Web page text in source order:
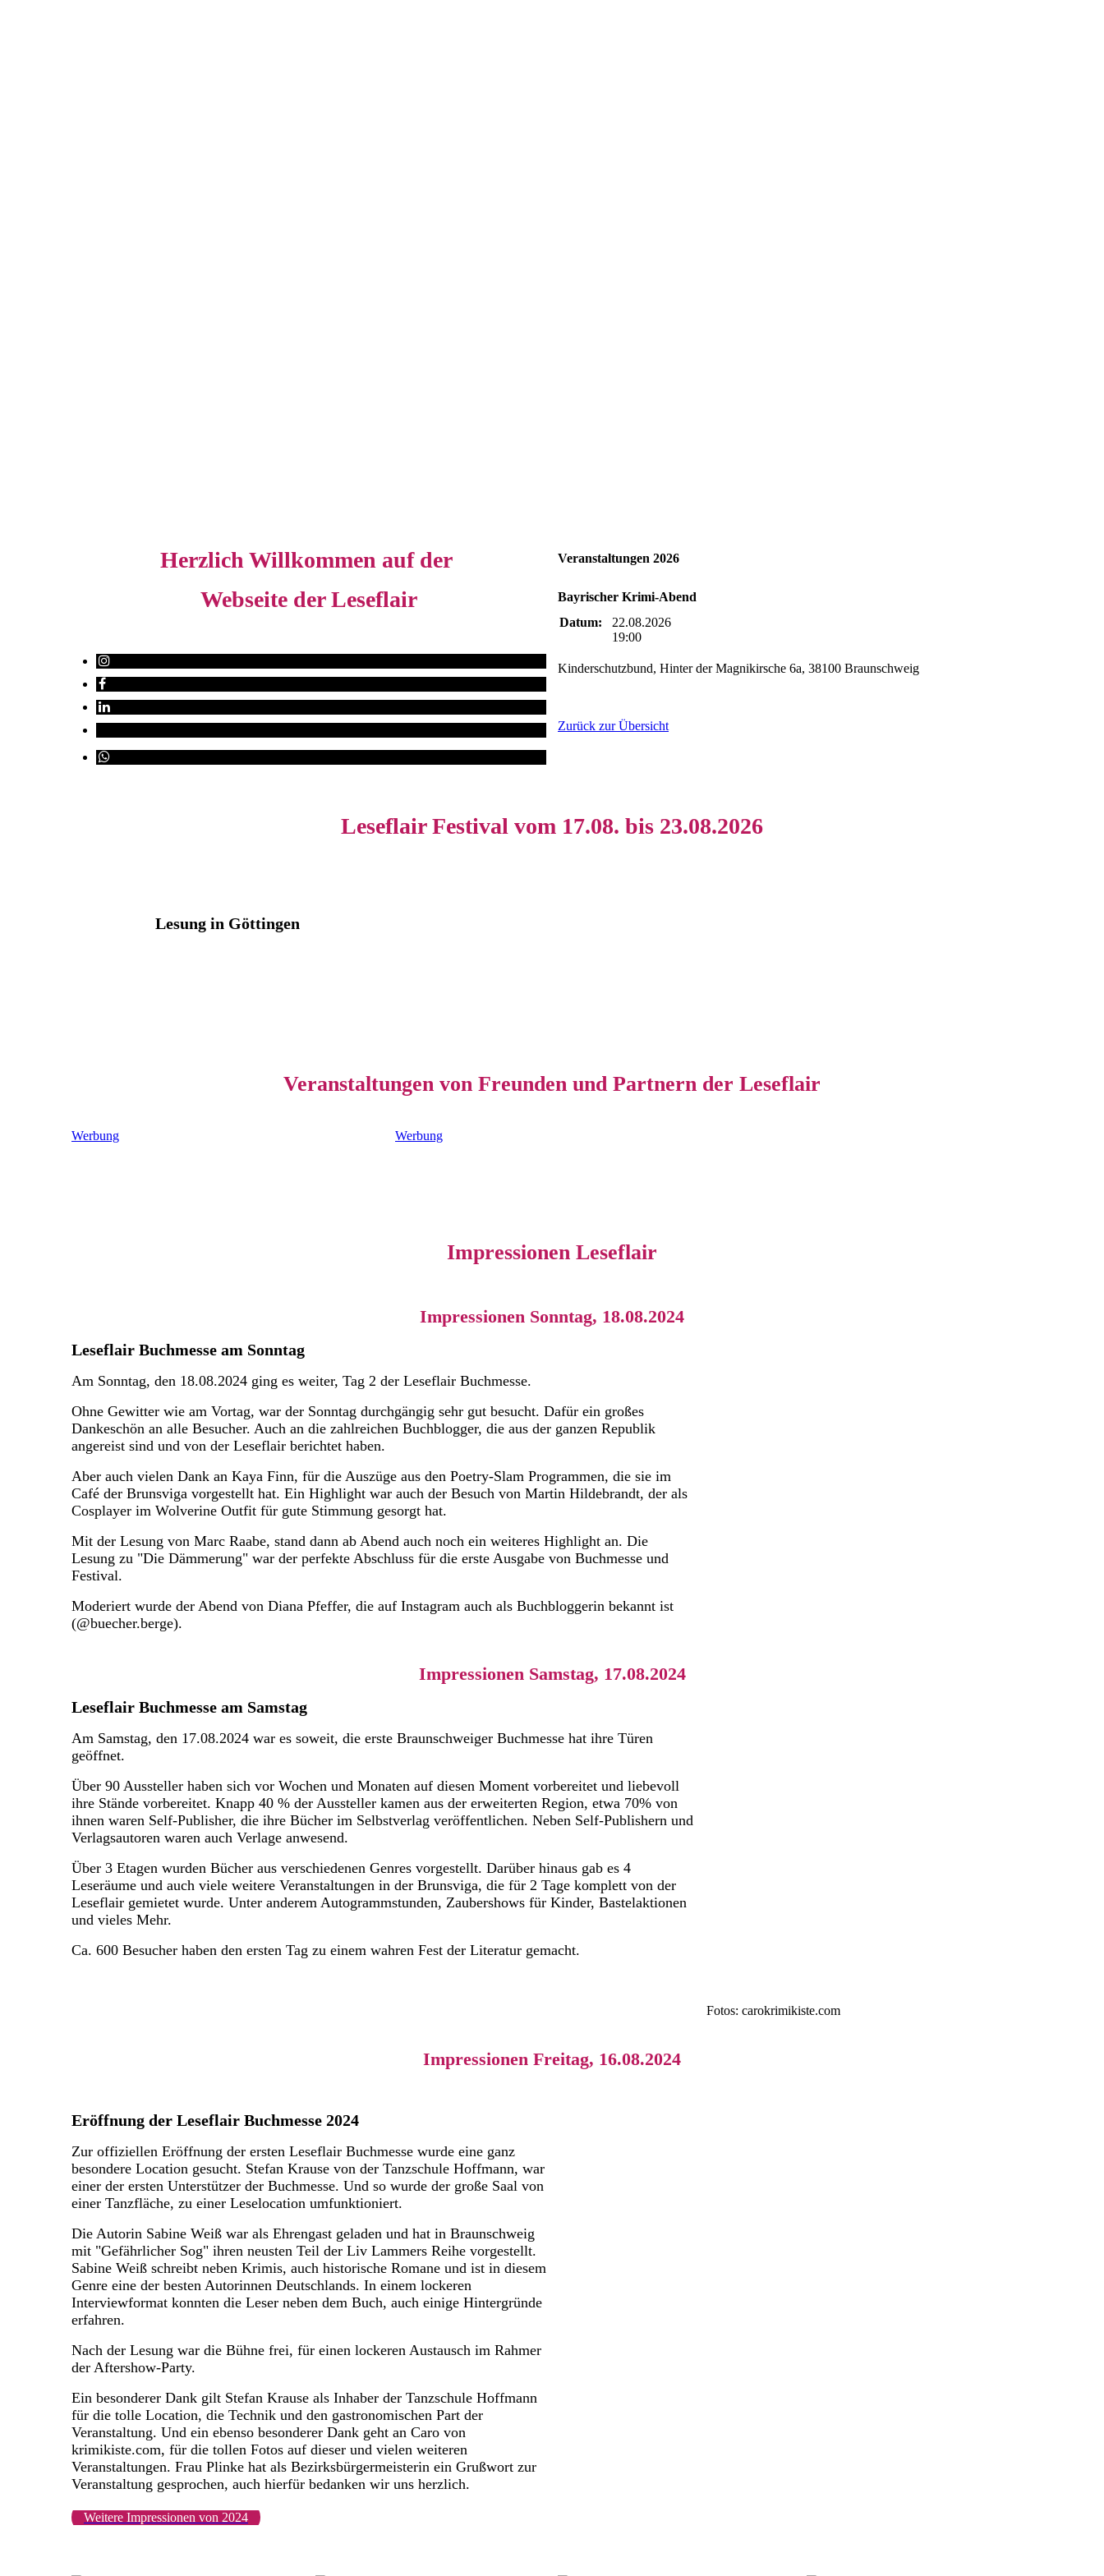
Herzlich Willkommen auf der
Webseite der Leseflair
Veranstaltungen 2026
Bayrischer Krimi-Abend
Datum:
22.08.2026
19:00
Kinderschutzbund, Hinter der Magnikirsche 6a, 38100 Braunschweig
Zurück zur Übersicht
Leseflair Festival vom 17.08. bis 23.08.2026
Lesung in Göttingen
Veranstaltungen von Freunden und Partnern der Leseflair
Werbung Werbung
Impressionen Leseflair
Impressionen Sonntag, 18.08.2024
Leseflair Buchmesse am Sonntag
Am Sonntag, den 18.08.2024 ging es weiter, Tag 2 der Leseflair Buchmesse.
Ohne Gewitter wie am Vortag, war der Sonntag durchgängig sehr gut besucht. Dafür ein großes
Dankeschön an alle Besucher. Auch an die zahlreichen Buchblogger, die aus der ganzen Republik
angereist sind und von der Leseflair berichtet haben.
Aber auch vielen Dank an Kaya Finn, für die Auszüge aus den Poetry-Slam Programmen, die sie im
Café der Brunsviga vorgestellt hat. Ein Highlight war auch der Besuch von Martin Hildebrandt, der als
Cosplayer im Wolverine Outfit für gute Stimmung gesorgt hat.
Mit der Lesung von Marc Raabe, stand dann ab Abend auch noch ein weiteres Highlight an. Die
Lesung zu "Die Dämmerung" war der perfekte Abschluss für die erste Ausgabe von Buchmesse und
Festival.
Moderiert wurde der Abend von Diana Pfeffer, die auf Instagram auch als Buchbloggerin bekannt ist
(@buecher.berge).
Impressionen Samstag, 17.08.2024
Leseflair Buchmesse am Samstag
Am Samstag, den 17.08.2024 war es soweit, die erste Braunschweiger Buchmesse hat ihre Türen
geöffnet.
Über 90 Aussteller haben sich vor Wochen und Monaten auf diesen Moment vorbereitet und liebevoll
ihre Stände vorbereitet. Knapp 40 % der Aussteller kamen aus der erweiterten Region, etwa 70% von
ihnen waren Self-Publisher, die ihre Bücher im Selbstverlag veröffentlichen. Neben Self-Publishern und
Verlagsautoren waren auch Verlage anwesend.
Über 3 Etagen wurden Bücher aus verschiedenen Genres vorgestellt. Darüber hinaus gab es 4
Leseräume und auch viele weitere Veranstaltungen in der Brunsviga, die für 2 Tage komplett von der
Leseflair gemietet wurde. Unter anderem Autogrammstunden, Zaubershows für Kinder, Bastelaktionen
und vieles Mehr.
Ca. 600 Besucher haben den ersten Tag zu einem wahren Fest der Literatur gemacht.
Fotos: carokrimikiste.com
Impressionen Freitag, 16.08.2024
Eröffnung der Leseflair Buchmesse 2024
Zur offiziellen Eröffnung der ersten Leseflair Buchmesse wurde eine ganz
besondere Location gesucht. Stefan Krause von der Tanzschule Hoffmann, war
einer der ersten Unterstützer der Buchmesse. Und so wurde der große Saal von
einer Tanzfläche, zu einer Leselocation umfunktioniert.
Die Autorin Sabine Weiß war als Ehrengast geladen und hat in Braunschweig
mit "Gefährlicher Sog" ihren neusten Teil der Liv Lammers Reihe vorgestellt.
Sabine Weiß schreibt neben Krimis, auch historische Romane und ist in diesem
Genre eine der besten Autorinnen Deutschlands. In einem lockeren
Interviewformat konnten die Leser neben dem Buch, auch einige Hintergründe
erfahren.
Nach der Lesung war die Bühne frei, für einen lockeren Austausch im Rahmer
der Aftershow-Party.
Ein besonderer Dank gilt Stefan Krause als Inhaber der Tanzschule Hoffmann
für die tolle Location, die Technik und den gastronomischen Part der
Veranstaltung. Und ein ebenso besonderer Dank geht an Caro von
krimikiste.com, für die tollen Fotos auf dieser und vielen weiteren
Veranstaltungen. Frau Plinke hat als Bezirksbürgermeisterin ein Grußwort zur
Veranstaltung gesprochen, auch hierfür bedanken wir uns herzlich.
Weitere Impressionen von 2024